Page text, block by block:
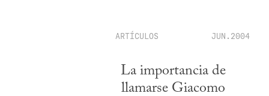
ARTÍCULOS JUN.2004
La importancia de
llamarse Giacomo